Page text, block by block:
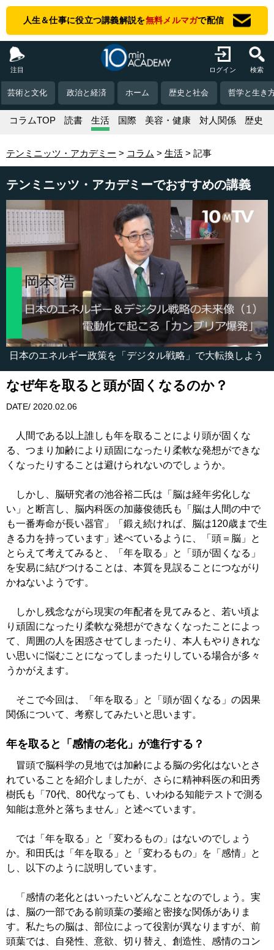
人生＆仕事に役立つ講義解説を無料メルマガで配信
注目 ログイン 検索
芸術と文化 政治と経済 ホーム 歴史と社会 哲学と生き
コラムTOP 読書 生活 国際 美容・健康 対人関係 歴史
テンミニッツ・アカデミー コラム 生活 記事
テンミニッツ・アカデミーでおすすめの講義
日本のエネルギー政策を「デジタル戦略」で大転換しよう
なぜ年を取ると頭が固くなるのか？
DATE/ 2020.02.06
人間である以上誰しも年を取ることにより頭が固くな
る、つまり加齢により頑固になったり柔軟な発想ができな
くなったりすることは避けられないのでしょうか。
しかし、脳研究者の池谷裕二氏は「脳は経年劣化しな
い」と断言し、脳内科医の加藤俊徳氏も「脳は人間の中で
も一番寿命が長い器官」「鍛え続ければ、脳は120歳まで生
きる力を持っています」述べているように、「頭＝脳」と
とらえて考えてみると、「年を取る」と「頭が固くなる」
を安易に結びつけることは、本質を見誤ることにつながり
かねないようです。
しかし残念ながら現実の年配者を見てみると、若い頃よ
り頑固になったり柔軟な発想ができなくなったことによっ
て、周囲の人を困惑させてしまったり、本人もやりきれな
い思いに悩むことになってしまったりしている場合が多々
うかがえます。
そこで今回は、「年を取る」と「頭が固くなる」の因果
関係について、考察してみたいと思います。
年を取ると「感情の老化」が進行する？
冒頭で脳科学の見地では加齢による脳の劣化はないとさ
れていることを紹介しましたが、さらに精神科医の和田秀
樹氏も「70代、80代なっても、いわゆる知能テストで測る
知能は意外と落ちません」と述べています。
では「年を取る」と「変わるもの」はないのでしょう
か。和田氏は「年を取る」と「変わるもの」を「感情」と
し、以下のように説明しています。
「感情の老化とはいったいどんなことなのでしょう。実
は、脳の一部である前頭葉の萎縮と密接な関係がありま
す。私たちの脳は、部位によって役割が異なりますが、前
頭葉では、自発性、意欲、切り替え、創造性、感情のコン